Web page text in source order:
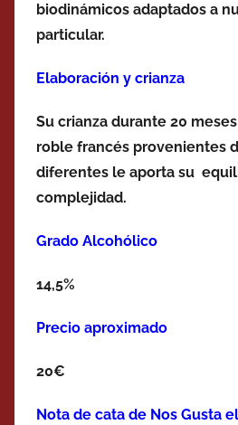
biodinámicos adaptados a
particular.
Elaboración y crianza
Su crianza durante 20
roble francés provenientes
diferentes le aporta su
complejidad.
Grado Alcohólico
14,5%
Precio aproximado
20€
Nota de cata de Nos Gusta